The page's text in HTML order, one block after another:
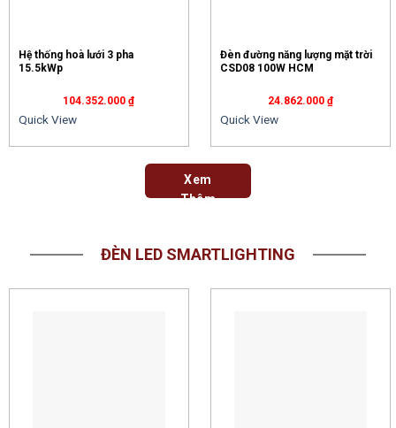
Hệ thống hoà lưới 3 pha
15.5kWp
104.352.000₫
Quick View
Đèn đường năng lượng mặt trời
CSD08 100W HCM
24.862.000₫
Quick View
Xem
Thêm
ĐÈN LED SMARTLIGHTING